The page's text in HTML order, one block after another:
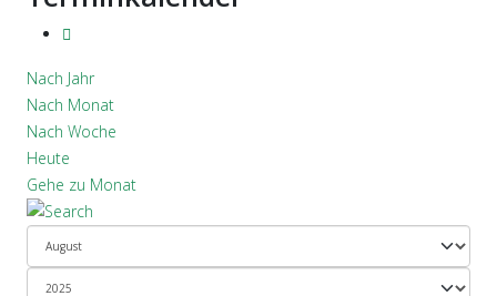
Nach Jahr
Nach Monat
Nach Woche
Heute
Gehe zu Monat